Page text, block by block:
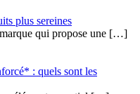
plus sereines
qui propose une […]
: quels sont les